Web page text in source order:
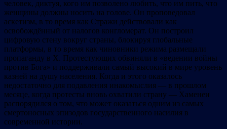
человек, диктуя, кого им позволено любить, что им пить, что
женщины должны носить на голове. Он проповедовал
аскетизм, в то время как Стражи действовали как
освобождённый от налогов конгломерат. Он построил
цифровую стену вокруг страны, блокируя глобальные
платформы, в то время как чиновники режима размещали
пропаганду в X. Протестующих обвиняли в «ведении войны
против Бога» и поддерживали самый высокий в мире уровень
казней на душу населения. Когда и этого оказалось
недостаточно для подавления инакомыслия — в прошлом
месяце, когда протесты вновь охватили страну — Хаменеи
распорядился о том, что может оказаться одним из самых
смертоносных эпизодов государственного насилия в
современной истории.